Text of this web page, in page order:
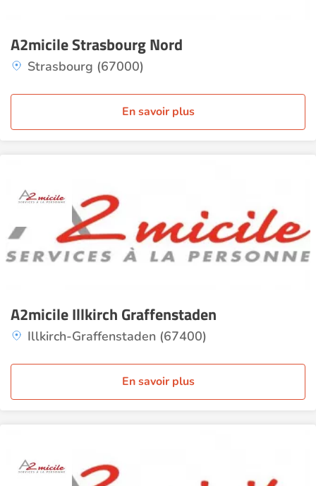
A2micile Strasbourg Nord
Strasbourg (67000)
En savoir plus
A2micile Illkirch Graffenstaden
Illkirch-Graffenstaden (67400)
En savoir plus